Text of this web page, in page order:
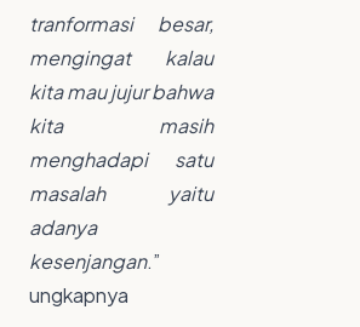
tranformasi besar,
mengingat kalau
kita mau jujur bahwa
kita masih
menghadapi satu
masalah yaitu
adanya
kesenjangan.”
ungkapnya